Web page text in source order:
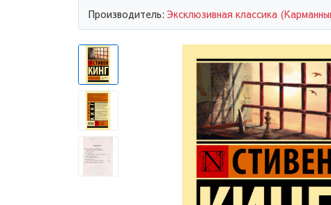
Производитель: Эксклюзивная классика